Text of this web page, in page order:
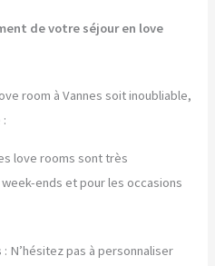
de votre séjour en love
room à Vannes soit inoubliable,
love rooms sont très
ends et pour les occasions
: N’hésitez pas à personnaliser